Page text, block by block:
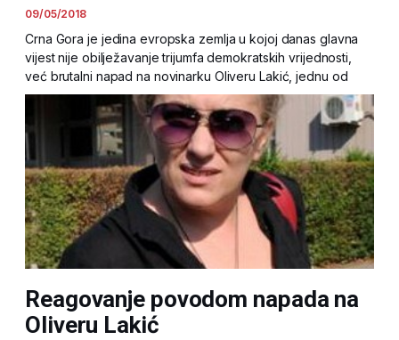
09/05/2018
Crna Gora je jedina evropska zemlja u kojoj danas glavna
vijest nije obilježavanje trijumfa demokratskih vrijednosti,
već brutalni napad na novinarku Oliveru Lakić, jednu od
Reagovanje povodom napada na
Oliveru Lakić